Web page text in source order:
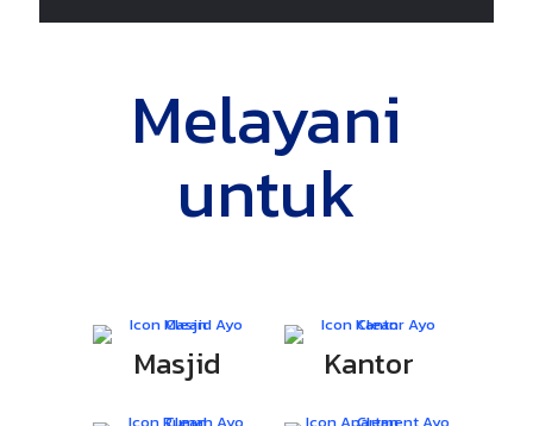
Melayani
untuk
Masjid Kantor